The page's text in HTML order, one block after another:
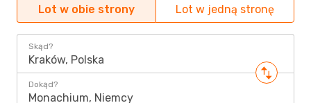
Lot w obie strony Lot w jedną stronę
Skąd?
Kraków, Polska
Dokąd?
Monachium, Niemcy